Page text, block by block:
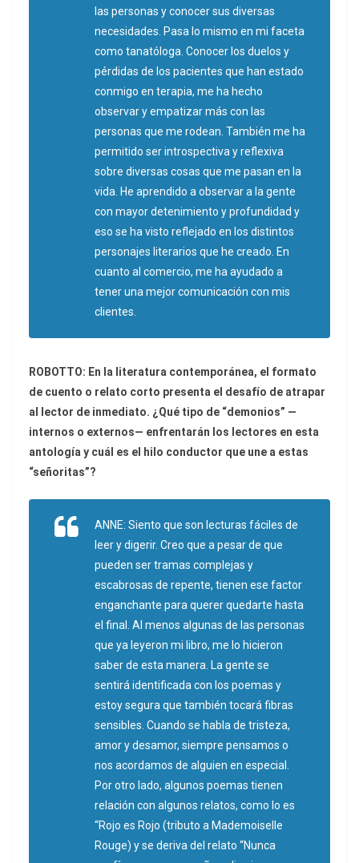
las personas y conocer sus diversas
necesidades. Pasa lo mismo en mi faceta
como tanatóloga. Conocer los duelos y
pérdidas de los pacientes que han estado
conmigo en terapia, me ha hecho
observar y empatizar más con las
personas que me rodean. También me ha
permitido ser introspectiva y reflexiva
sobre diversas cosas que me pasan en la
vida. He aprendido a observar a la gente
con mayor detenimiento y profundidad y
eso se ha visto reflejado en los distintos
personajes literarios que he creado. En
cuanto al comercio, me ha ayudado a
tener una mejor comunicación con mis
clientes.
ROBOTTO: En la literatura contemporánea, el formato
de cuento o relato corto presenta el desafío de atrapar
al lector de inmediato. ¿Qué tipo de “demonios” —
internos o externos— enfrentarán los lectores en esta
antología y cuál es el hilo conductor que une a estas
“señoritas”?
ANNE: Siento que son lecturas fáciles de
leer y digerir. Creo que a pesar de que
pueden ser tramas complejas y
escabrosas de repente, tienen ese factor
enganchante para querer quedarte hasta
el final. Al menos algunas de las personas
que ya leyeron mi libro, me lo hicieron
saber de esta manera. La gente se
sentirá identificada con los poemas y
estoy segura que también tocará fibras
sensibles. Cuando se habla de tristeza,
amor y desamor, siempre pensamos o
nos acordamos de alguien en especial.
Por otro lado, algunos poemas tienen
relación con algunos relatos, como lo es
“Rojo es Rojo (tributo a Mademoiselle
Rouge) y se deriva del relato “Nunca